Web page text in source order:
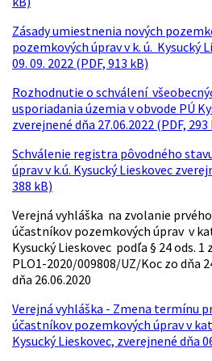
Zásady umiestnenia nových
pozemkových úprav v k. ú. Kysucký
09. 09. 2022 (PDF, 913 kB)
Rozhodnutie o schválení
usporiadania územia v obvode PÚ
zverejnené dňa 27.06.2022 (PDF, 293
Schválenie registra pôvodného
úprav v k.ú. Kysucký Lieskovec
388 kB)
Verejná vyhláška na zvolanie
účastníkov pozemkových úprav v
Kysucký Lieskovec podľa § 24 ods. 1
PLO1-2020/009808/UZ/Koc zo dňa
dňa 26.06.2020
Verejná vyhláška - Zmena termínu
účastníkov pozemkových úprav v
Kysucký Lieskovec, zverejnené dňa